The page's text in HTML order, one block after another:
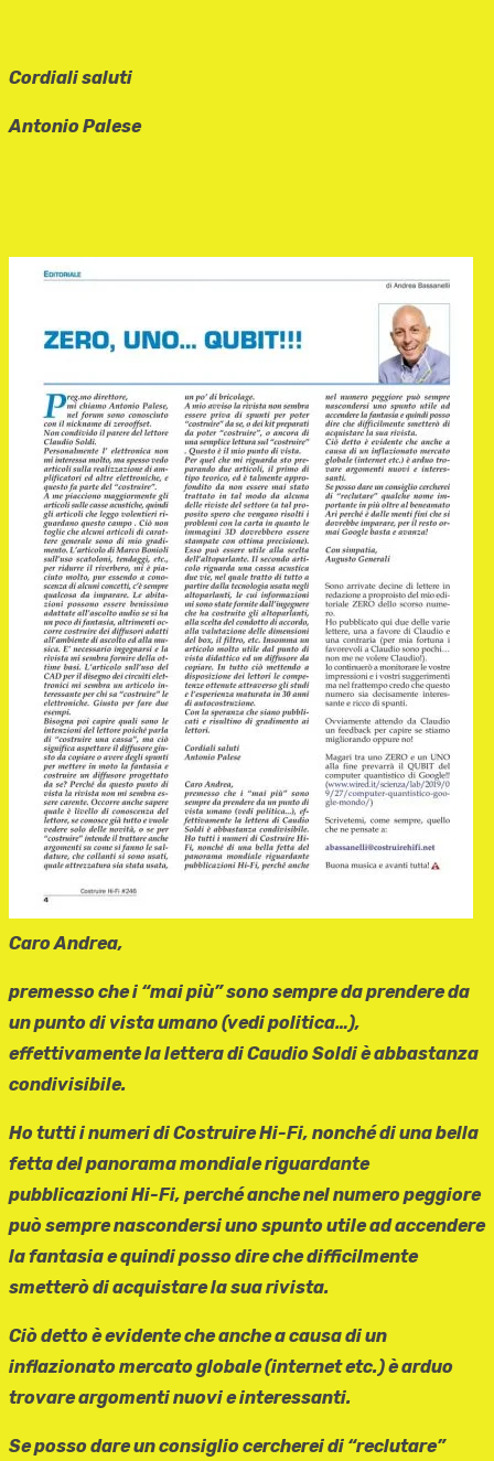
Cordiali saluti
Antonio Palese
Caro Andrea,
premesso che i “mai più” sono sempre da prendere da
un punto di vista umano (vedi politica…),
effettivamente la lettera di Caudio Soldi è abbastanza
condivisibile.
Ho tutti i numeri di Costruire Hi-Fi, nonché di una bella
fetta del panorama mondiale riguardante
pubblicazioni Hi-Fi, perché anche nel numero peggiore
può sempre nascondersi uno spunto utile ad accendere
la fantasia e quindi posso dire che difficilmente
smetterò di acquistare la sua rivista.
Ciò detto è evidente che anche a causa di un
inflazionato mercato globale (internet etc.) è arduo
trovare argomenti nuovi e interessanti.
Se posso dare un consiglio cercherei di “reclutare”